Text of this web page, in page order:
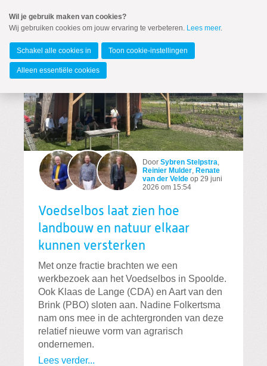
naar
Spring
de
inhoud
Spring
naar
hoofdmenu
Overijssel
MENU
Door Sybren Stelpstra,
Reinier Mulder, Renate
van der Velde op29 juni
2026 om 15:54
Voedselbos laat zien hoe
landbouw en natuur elkaar
kunnen versterken
Met onze fractie brachten we een
werkbezoek aan het Voedselbos in Spoolde.
Ook Klaas de Lange (CDA) en Aart van den
Brink (PBO) sloten aan. Nadine Folkertsma
nam ons mee in de achtergronden van deze
relatief nieuwe vorm van agrarisch
ondernemen.
Lees verder...
Wil je gebruik maken van cookies?
Wij gebruiken cookies om jouw ervaring te verbeteren. Lees meer.
Schakel alle cookies in Toon cookie-instellingen
Alleen essentiële cookies